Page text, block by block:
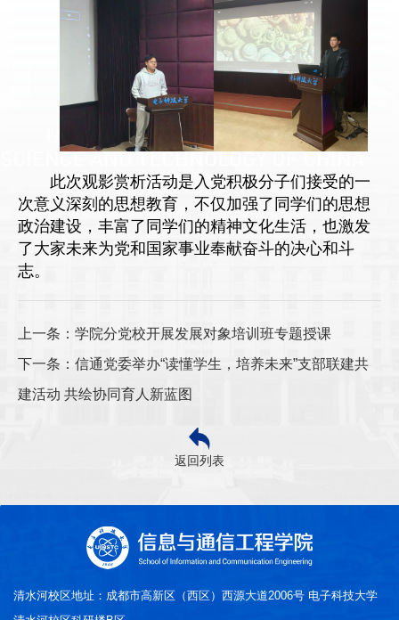
此次观影赏析活动是入党积极分子们接受的一
次意义深刻的思想教育，不仅加强了同学们的思想
政治建设，丰富了同学们的精神文化生活，也激发
了大家未来为党和国家事业奉献奋斗的决心和斗
志。
上一条：学院分党校开展发展对象培训班专题授课
下一条：信通党委举办“读懂学生，培养未来”支部联建共
建活动 共绘协同育人新蓝图
返回列表
清水河校区地址：成都市高新区（西区）西源大道2006号 电子科技大学